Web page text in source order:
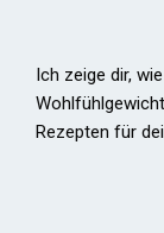
Ich zeige dir,
Rezepten für